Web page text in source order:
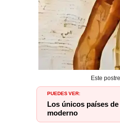
Este
PUEDES VER:
Los únicos países
moderno